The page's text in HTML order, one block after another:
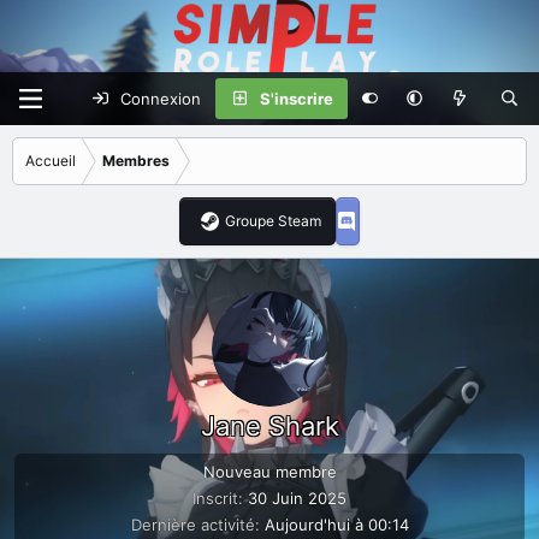
Connexion S'inscrire
Accueil Membres
Groupe Steam
Jane Shark
Nouveau membre
Inscrit 30 Juin 2025
Dernière activité Aujourd'hui à 00:14